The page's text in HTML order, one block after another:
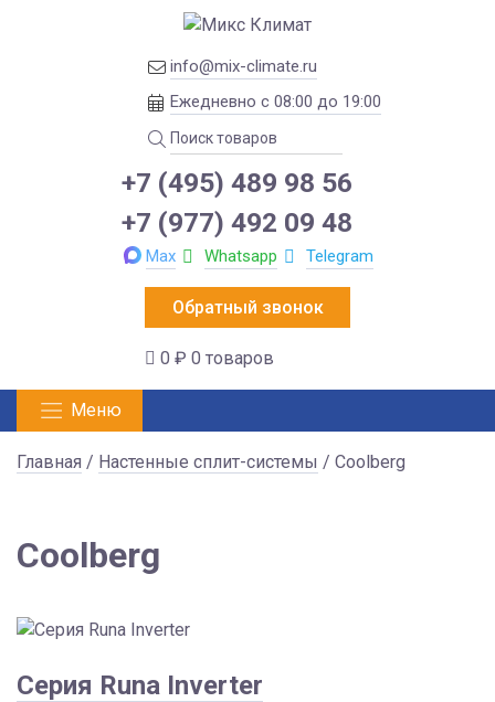
info@mix-climate.ru
Ежедневно с 08:00 до 19:00
+7 (495) 489 98 56
+7 (977) 492 09 48
Max Whatsapp Telegram
Обратный звонок
0 ₽ 0 товаров
Меню
Главная / Настенные сплит-системы / Coolberg
Coolberg
Серия Runa Inverter